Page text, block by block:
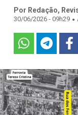
Por Redação,
30/06/2026 - 09h29 .